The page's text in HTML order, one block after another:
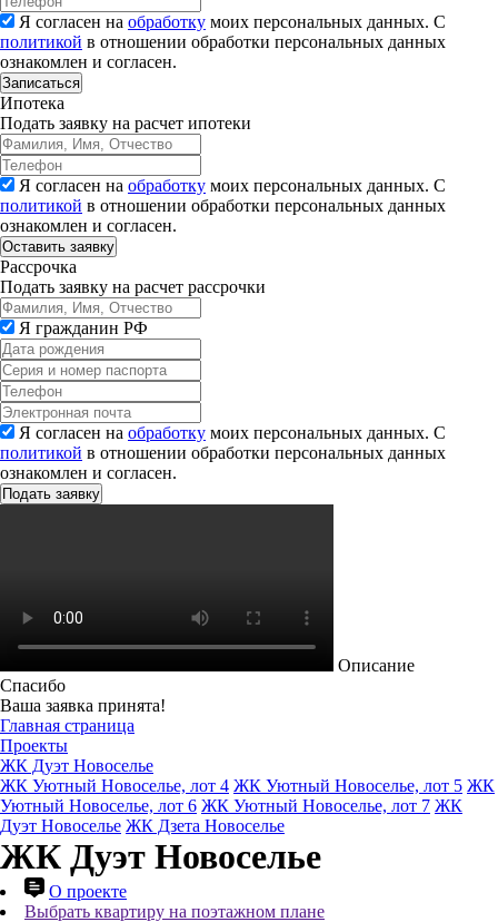
Я согласен на обработку моих персональных данных. С
политикой в отношении обработки персональных данных
ознакомлен и согласен.
Записаться
Ипотека
Подать заявку на расчет ипотеки
Я согласен на обработку моих персональных данных. С
политикой в отношении обработки персональных данных
ознакомлен и согласен.
Рассрочка
Подать заявку на расчет рассрочки
Я гражданин РФ
Я согласен на обработку моих персональных данных. С
политикой в отношении обработки персональных данных
ознакомлен и согласен.
Описание
Спасибо
Ваша заявка принята!
Главная страница
Проекты
ЖК Дуэт Новоселье
ЖК Уютный Новоселье, лот 4 ЖК Уютный Новоселье, лот 5 ЖК
Уютный Новоселье, лот 6 ЖК Уютный Новоселье, лот 7 ЖК
Дуэт Новоселье ЖК Дзета Новоселье
ЖК Дуэт Новоселье
О проекте
Выбрать квартиру на поэтажном плане